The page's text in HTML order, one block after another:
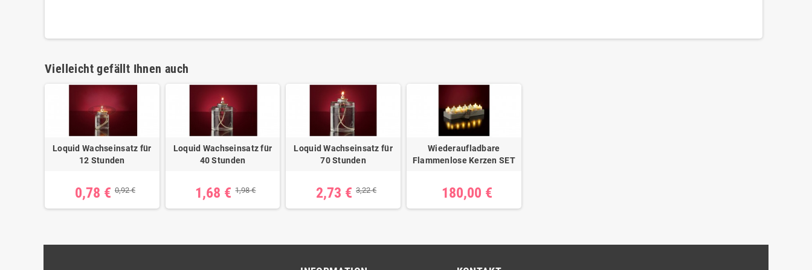
Vielleicht gefällt Ihnen auch
Loquid Wachseinsatz für
12 Stunden
0,78 € 0,92 €
Loquid Wachseinsatz für
40 Stunden
1,68 € 1,98 €
Loquid Wachseinsatz für
70 Stunden
2,73 € 3,22 €
Wiederaufladbare
Flammenlose Kerzen SET
180,00 €